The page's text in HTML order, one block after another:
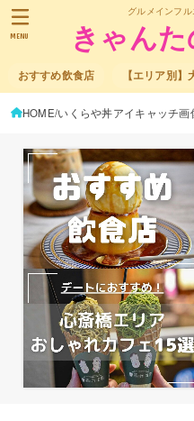
グルメインフ
きゃん
おすすめ飲食店 【エリア別】
MENU
HOME いくらや丼アイキャッチ画